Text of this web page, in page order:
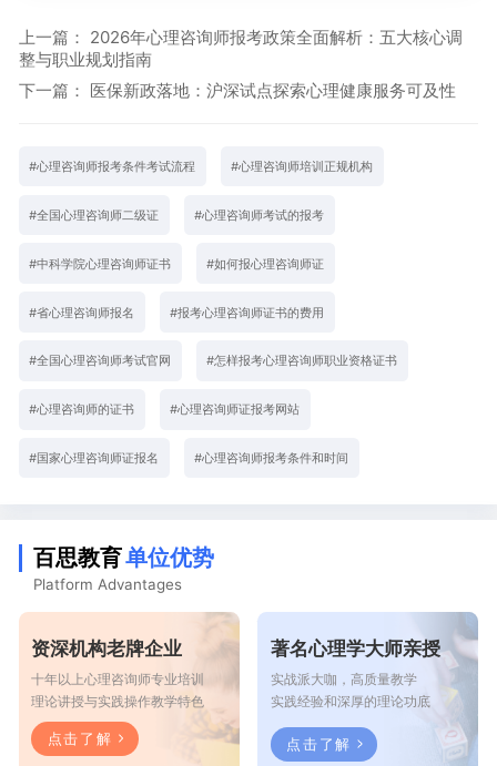
上一篇： 2026年心理咨询师报考政策全面解析：五大核心调
整与职业规划指南
下一篇： 医保新政落地：沪深试点探索心理健康服务可及性
#心理咨询师报考条件考试流程 #心理咨询师培训正规机构
#全国心理咨询师二级证 #心理咨询师考试的报考
#中科学院心理咨询师证书 #如何报心理咨询师证
#省心理咨询师报名 #报考心理咨询师证书的费用
#全国心理咨询师考试官网 #怎样报考心理咨询师职业资格证书
#心理咨询师的证书 #心理咨询师证报考网站
#国家心理咨询师证报名 #心理咨询师报考条件和时间
百思教育单位优势
Platform Advantages
资深机构老牌企业
十年以上心理咨询师专业培训
理论讲授与实践操作教学特色
点击了解
著名心理学大师亲授
实战派大咖，高质量教学
实践经验和深厚的理论功底
点击了解